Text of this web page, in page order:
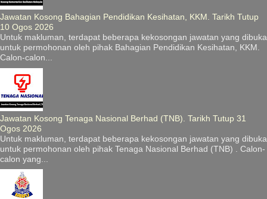
Jawatan Kosong Bahagian Pendidikan Kesihatan, KKM. Tarikh Tutup
10 Ogos 2026
Untuk makluman, terdapat beberapa kekosongan jawatan yang dibuka
untuk permohonan oleh pihak Bahagian Pendidikan Kesihatan, KKM.
Calon-calon...
Jawatan Kosong Tenaga Nasional Berhad (TNB). Tarikh Tutup 31
Ogos 2026
Untuk makluman, terdapat beberapa kekosongan jawatan yang dibuka
untuk permohonan oleh pihak Tenaga Nasional Berhad (TNB) . Calon-
calon yang...